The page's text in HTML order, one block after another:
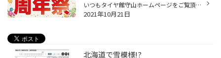
いつもタイヤ館守山ホームページをご覧頂き、誠に有難うございます。 タイヤ館守山より、セールのお知らせです。 10/23（土）から11/7（日）まで、 「周年祭」を開催致します！ スタッドレスタイヤ、サマータイヤ、その他製品が 大変お得にご購入頂けるセールとなります！ 同時にガラガラ抽選会も開...
2021年10月21日
北海道で雪模様!?